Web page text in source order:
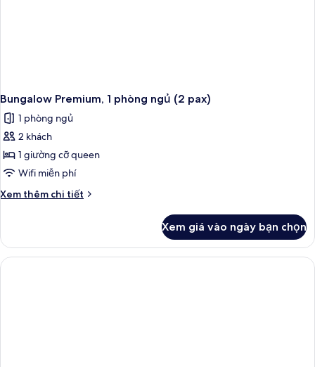
Bungalow Premium, 1 phòng ngủ (2 pax)
1 phòng ngủ
2 khách
1 giường cỡ queen
Wifi miễn phí
Xem thêm chi tiết
Chi
Bungalow
Premium,
1
Xem giá vào ngày bạn chọn